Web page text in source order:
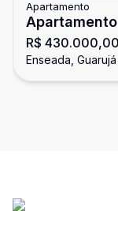
Apartamento
dormitórios,
R$ 430.000,00
Enseada,